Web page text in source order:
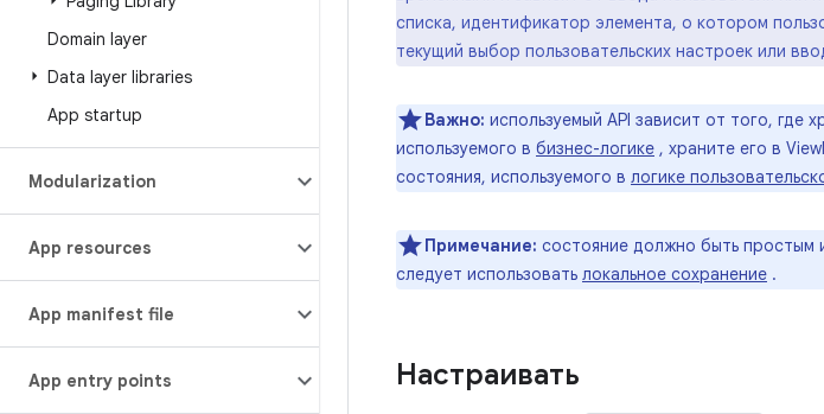
Domain layer
Data layer libraries
App startup
Modularization
App resources
App manifest file
App entry points
списка, идентификатор элемента, о котором
текущий выбор пользовательских настроек или
Важно: используемый API зависит от того, где
используемого в бизнес-логике , храните его в
состояния, используемого в логике
Примечание: состояние должно быть простым
следует использовать локальное сохранение .
Настраивать